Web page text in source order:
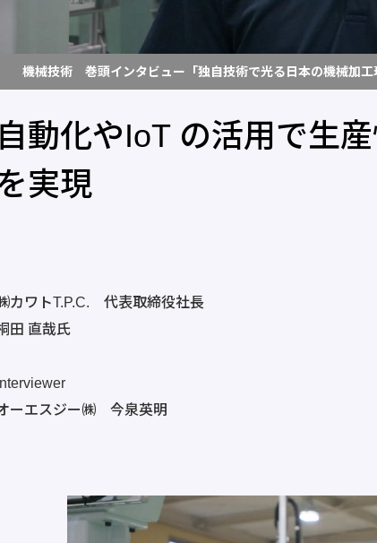
機械技術 巻頭インタビュー「独自技術で光る日本の機械加工
自動化やIoT の活用で生
実現
カワトT.P.C. 代表取締役社長
田 直哉氏
Interviewer
ーエスジー㈱ 今泉英明